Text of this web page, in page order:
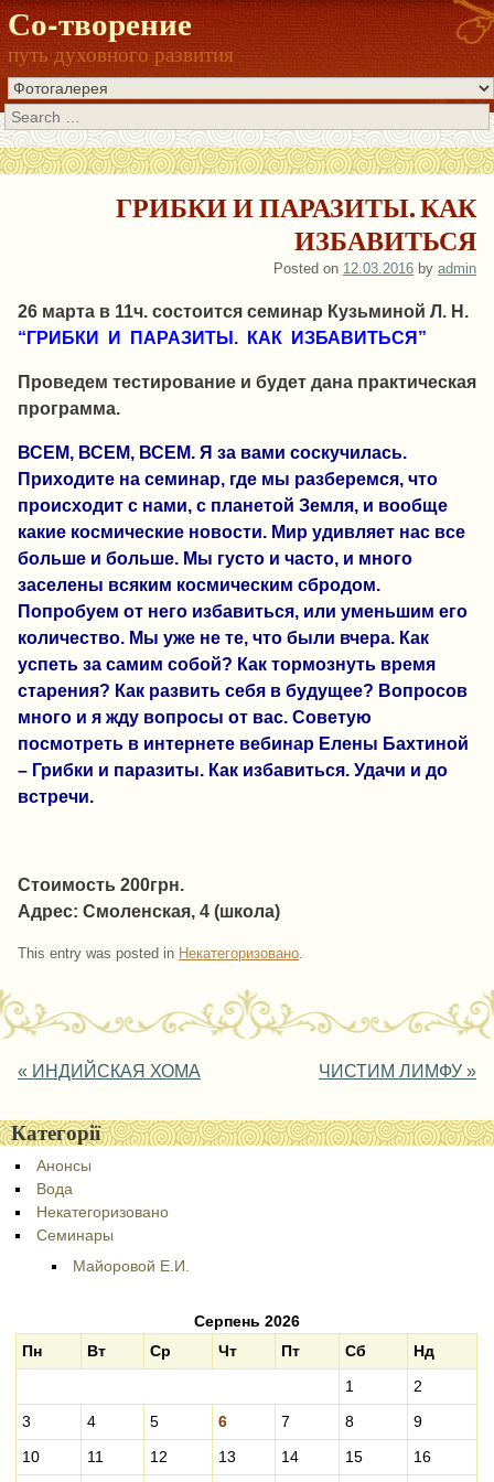
Со-творение
путь духовного развития
Search
ГРИБКИ И ПАРАЗИТЫ. КАК
ИЗБАВИТЬСЯ
Posted on 12.03.2016 by admin
26 марта в 11ч. состоится семинар Кузьминой Л. Н.
“ГРИБКИ И ПАРАЗИТЫ. КАК ИЗБАВИТЬСЯ”
Проведем тестирование и будет дана практическая
программа.
ВСЕМ, ВСЕМ, ВСЕМ. Я за вами соскучилась.
Приходите на семинар, где мы разберемся, что
происходит с нами, с планетой Земля, и вообще
какие космические новости. Мир удивляет нас все
больше и больше. Мы густо и часто, и много
заселены всяким космическим сбродом.
Попробуем от него избавиться, или уменьшим его
количество. Мы уже не те, что были вчера. Как
успеть за самим собой? Как тормознуть время
старения? Как развить себя в будущее? Вопросов
много и я жду вопросы от вас. Советую
посмотреть в интернете вебинар Елены Бахтиной
– Грибки и паразиты. Как избавиться. Удачи и до
встречи.
Стоимость 200грн.
Адрес: Смоленская, 4 (школа)
This entry was posted in Некатегоризовано.
Post navigation
« ИНДИЙСКАЯ ХОМА ЧИСТИМ ЛИМФУ »
Категорії
Анонсы
Вода
Некатегоризовано
Семинары
Майоровой Е.И.
Серпень 2026
Пн
Вт Ср Чт Пт Сб
Нд
1
2
3
4 5 6 7 8
9
10
11 12 13 14 15 16